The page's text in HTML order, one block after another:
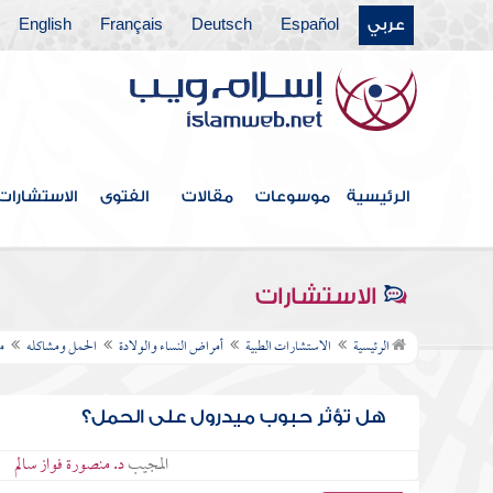
عربي Español
Deutsch
Français
English
الرئيسية موسوعات مقالات الفتوى
الاستشارات
الرئيسية الاستشارات الطبية أمراض النساء والولادة الحمل ومشاكله
هل تؤثر حبوب ميدرول على الحمل؟
المجيبد. منصورة فواز سالم